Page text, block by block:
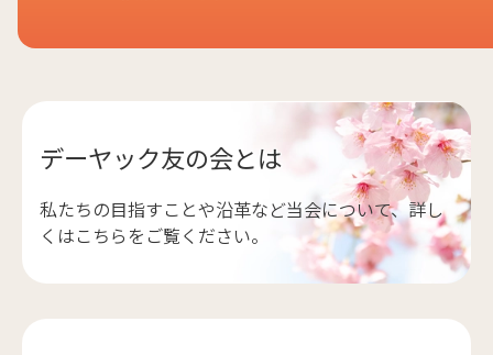
デーヤック友の会とは
私たちの目指すことや沿革など当会について、詳し
くはこちらをご覧ください。